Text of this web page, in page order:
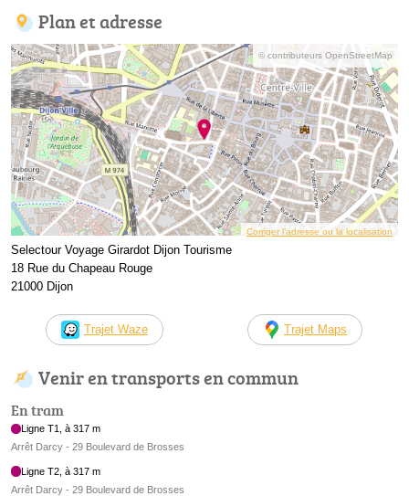
Plan et adresse
© contributeurs OpenStreetMap
Corriger l’adresse ou la localisation
Selectour Voyage Girardot Dijon Tourisme
18 Rue du Chapeau Rouge
21000 Dijon
Trajet Waze Trajet Maps
Venir en transports en commun
En tram
Ligne T1, à 317 m
Arrêt Darcy - 29 Boulevard de Brosses
Ligne T2, à 317 m
Arrêt Darcy - 29 Boulevard de Brosses